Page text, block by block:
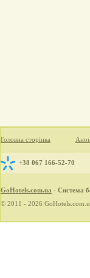
Головна сторінка
+38 067 166-52-70
GoHotels.com.ua - Система
© 2011 - 2026